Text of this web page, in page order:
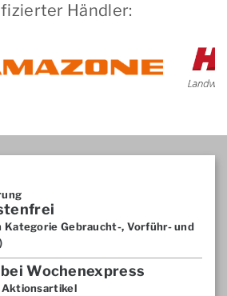
Händler:
Kategorie Gebraucht-, Vorführ- und
Wochenexpress
Aktionsartikel